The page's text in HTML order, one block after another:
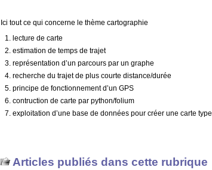
Ici tout ce qui concerne le thème cartographie
lecture de carte
estimation de temps de trajet
représentation d’un parcours par un graphe
recherche du trajet de plus courte distance/durée
principe de fonctionnement d’un GPS
contruction de carte par python/folium
exploitation d’une base de données pour créer une carte
Articles publiés dans cette rubrique